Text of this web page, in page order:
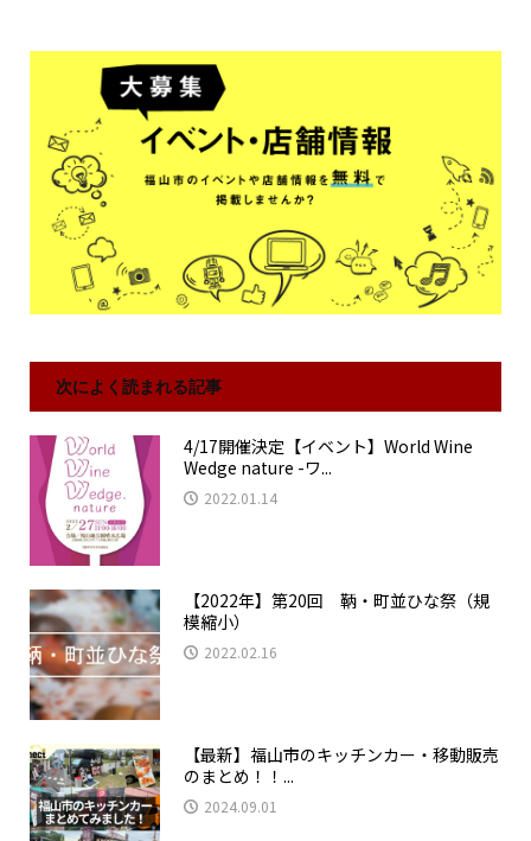
次によく読まれる記事
4/17開催決定【イベント】World Wine
Wedge nature -ワ...
2022.01.14
【2022年】第20回 鞆・町並ひな祭（規
模縮小）
2022.02.16
【最新】福山市のキッチンカー・移動販売
のまとめ！！...
2024.09.01